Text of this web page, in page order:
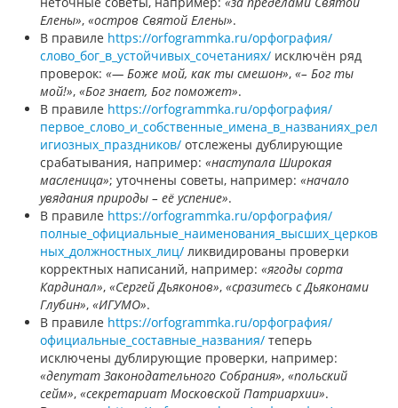
Елены», «остров Святой Елены».
В правиле https://orfogrammka.ru/орфография/
слово_бог_в_устойчивых_сочетаниях/ исключён ряд
проверок: «— Боже мой, как ты смешон», «– Бог ты
мой!», «Бог знает, Бог поможет».
В правиле https://orfogrammka.ru/орфография/
первое_слово_и_собственные_имена_в_названиях_рел
игиозных_праздников/ отслежены дублирующие
срабатывания, например: «наступала Широкая
масленица»; уточнены советы, например: «начало
увядания природы – её успение».
В правиле https://orfogrammka.ru/орфография/
полные_официальные_наименования_высших_церков
ных_должностных_лиц/ ликвидированы проверки
корректных написаний, например: «ягоды сорта
Кардинал», «Сергей Дьяконов», «сразитесь с Дьяконами
Глубин», «ИГУМО».
В правиле https://orfogrammka.ru/орфография/
официальные_составные_названия/ теперь
исключены дублирующие проверки, например:
«депутат Законодательного Собрания», «польский
сейм», «секретариат Московской Патриархии».